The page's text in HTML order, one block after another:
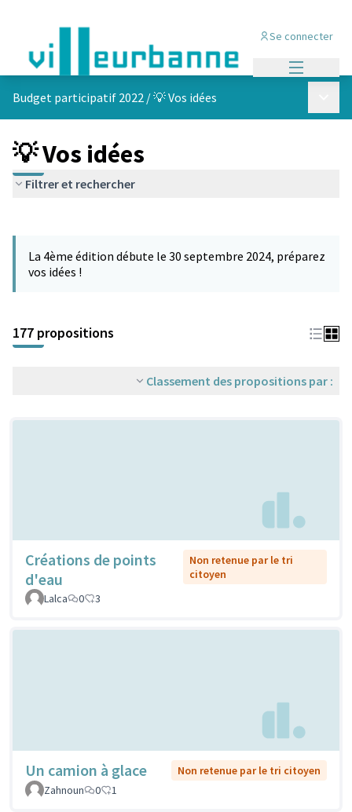
Se connecter
Budget participatif 2022 /💡 Vos idées
💡 Vos idées
Filtrer et rechercher
−
La 4ème édition débute le 30 septembre 2024, préparez
vos idées !
177 propositions
Classement des propositions par :
Créations de points
d'eau
Non retenue par le tri
citoyen
Lalca
0 3
Un camion à glace
Non retenue par le tri citoyen
Zahnoun
0 1